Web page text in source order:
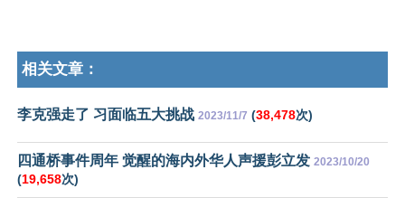
相关文章：
李克强走了 习面临五大挑战 2023/11/7 (38,478次)
四通桥事件周年 觉醒的海内外华人声援彭立发 2023/10/20
(19,658次)